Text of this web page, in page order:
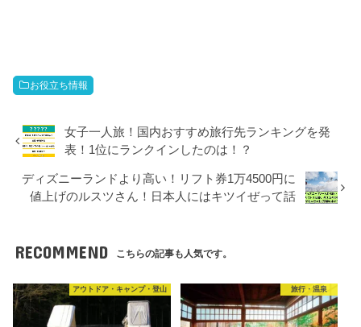
お役立ち情報
女子一人旅！国内おすすめ旅行先ランキングを発
表！1位にランクインしたのは！？
ディズニーランドより高い！リフト券1万4500円に
値上げのルスツさん！日本人にはキツイぜって話
RECOMMEND こちらの記事も人気です。
アウトドア・キャンプ・登山 旅行・温泉